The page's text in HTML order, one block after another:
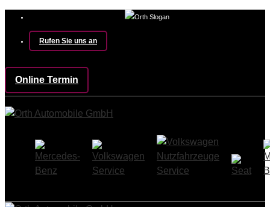
Rufen Sie uns an
Online Termin